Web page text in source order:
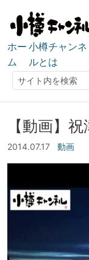
ホー
ム
小樽チャンネ
ルとは
検索
【動画】
2014.07.17 動画